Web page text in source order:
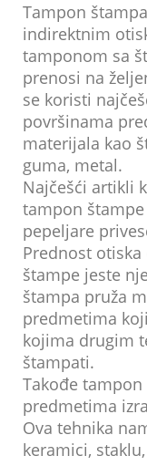
Tampon
indirektnim
tamponom sa
prenosi na
se koristi
površinama
materijala kao
guma, metal.
Najčešći artikli
tampon
pepeljare
Prednost
štampe jeste
štampa pruža
predmetima
kojima drugim
štampati.
Takođe
predmetima
Ova tehnika
keramici,